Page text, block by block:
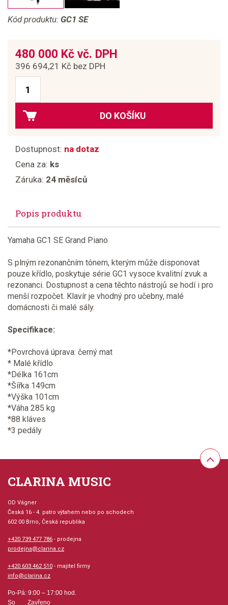
Kód produktu: GC1 SE
480 000 Kč vč. DPH
396 694,21 Kč bez DPH
DO KOŠÍKU
Dostupnost: na dotaz
Cena za: ks
Záruka: 24 měsíců
Popis produktu
Yamaha GC1 SE Grand Piano
S plným rezonančním tónem, kterým může disponovat
pouze křídlo, poskytuje série GC1 vysoce kvalitní zvuk a
rezonanci. Dostupnost a cena těchto nástrojů se hodí i pro
menší rozpočet. Klavír je vhodný pro učebny, malé
domácnosti či malé sály.
Specifikace:
*Povrchová úprava: černý mat
* Malé křídlo
*Délka 161cm
*Šířka 149cm
*Výška 101cm
*Váha 285 kg
*88 kláves
*3 pedály
CLARINA MUSIC
OD Vágner
Česká 16 - 4. patro výtahem nebo po schodech
602 00 Brno, Česká republika
+420 739 477 786 - prodejna
prodejna@clarina.cz
+420 603 462 510 - majitel firmy
info@clarina.cz
Po-Pá: 9:00 – 17:00 hod.
So Zavřeno